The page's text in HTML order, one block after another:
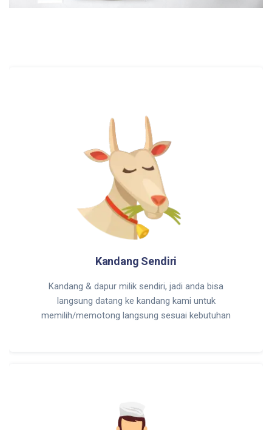
Kandang Sendiri
Kandang & dapur milik sendiri, jadi anda bisa
langsung datang ke kandang kami untuk
memilih/memotong langsung sesuai kebutuhan